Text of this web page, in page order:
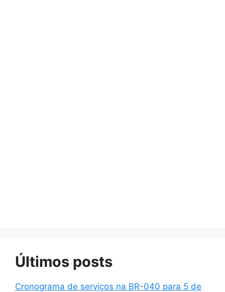
Últimos posts
Cronograma de serviços na BR-040 para 5 de